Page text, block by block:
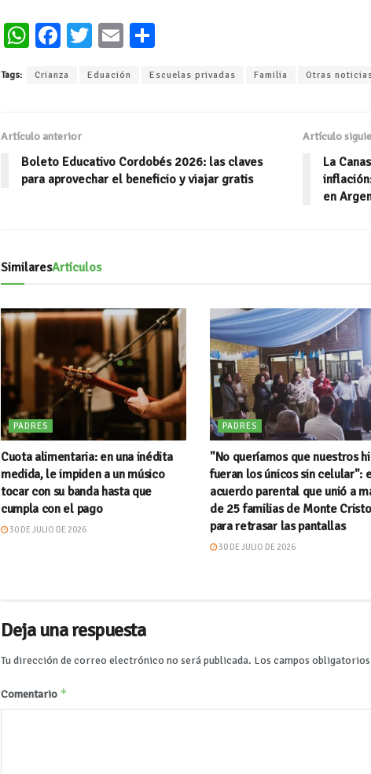
W
at
A
p
p
Fa
b
k
T
tt
E
ai
m
ti
r
Tags: Crianza Eduación Escuelas privadas Familia Otras
Artículo anterior
Boleto Educativo Cordobés 2026: las claves
para aprovechar el beneficio y viajar gratis
Artículo
La
en
SimilaresArtículos
PADRES
Cuota alimentaria: en una inédita
medida, le impiden a un músico
tocar con su banda hasta que
cumpla con el pago
30 DE JULIO DE 2026
PADRES
"No queríamos que nuestros
fueran los únicos sin celular":
acuerdo parental que unió a
de 25 familias de Monte Cristo
para retrasar las pantallas
30 DE JULIO DE 2026
Deja una respuesta
Tu dirección de correo electrónico no será publicada. Los campos
Comentario *